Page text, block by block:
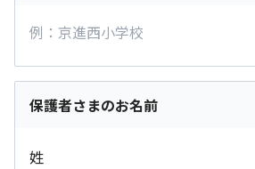
保護者さまのお名前
姓